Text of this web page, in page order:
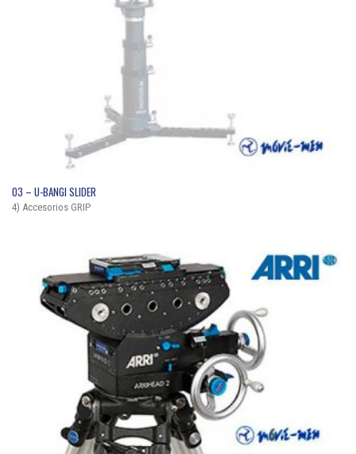
03 – U-BANGI SLIDER
4) Accesorios GRIP